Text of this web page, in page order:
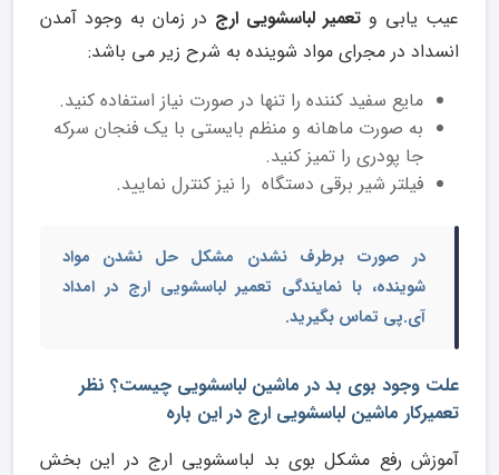
عیب یابی و تعمیر لباسشویی ارج در زمان به وجود آمدن
انسداد در مجرای مواد شوینده به شرح زیر می باشد:
مایع سفید کننده را تنها در صورت نیاز استفاده کنید.
به صورت ماهانه و منظم بایستی با یک فنجان سرکه
جا پودری را تمیز کنید.
فیلتر شیر برقی دستگاه را نیز کنترل نمایید.
در صورت برطرف نشدن مشکل حل نشدن مواد
شوینده، با نمایندگی تعمیر لباسشویی ارج در امداد
آی.پی تماس بگیرید.
علت وجود بوی بد در ماشین لباسشویی چیست؟ نظر
تعمیرکار ماشین لباسشویی ارج در این باره
آموزش رفع مشکل بوی بد لباسشویی ارج در این بخش